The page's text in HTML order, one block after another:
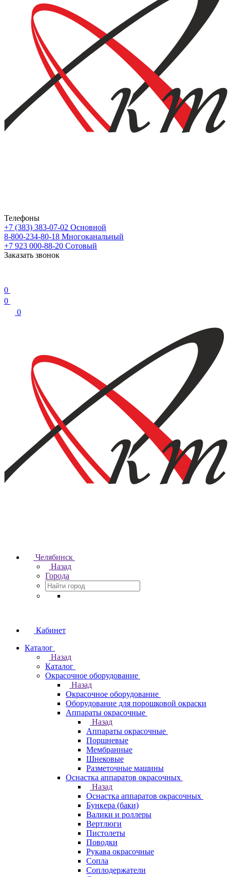
Телефоны
+7 (383) 383-07-02 Основной
8-800-234-80-18 Многоканальный
+7 923 000-88-20 Сотовый
Заказать звонок
0
0
0
Челябинск
Назад
Города
Кабинет
Каталог
Назад
Каталог
Окрасочное оборудование
Назад
Окрасочное оборудование
Оборудование для порошковой окраски
Аппараты окрасочные
Назад
Аппараты окрасочные
Поршневые
Мембранные
Шнековые
Разметочные машины
Оснастка аппаратов окрасочных
Назад
Оснастка аппаратов окрасочных
Бункера (баки)
Валики и роллеры
Вертлюги
Пистолеты
Поводки
Рукава окрасочные
Сопла
Соплодержатели